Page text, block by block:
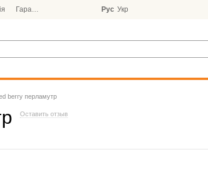
Гарантія Рус Укр
berry перламутр
Оставить отзыв